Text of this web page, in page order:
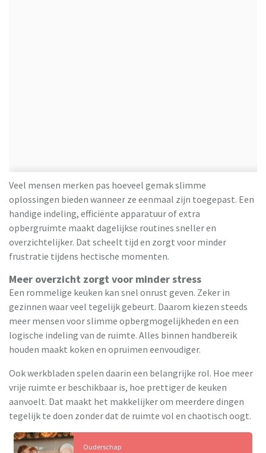
Veel mensen merken pas hoeveel gemak slimme
oplossingen bieden wanneer ze eenmaal zijn toegepast. Een
handige indeling, efficiënte apparatuur of extra
opbergruimte maakt dagelijkse routines sneller en
overzichtelijker. Dat scheelt tijd en zorgt voor minder
frustratie tijdens hectische momenten.
Meer overzicht zorgt voor minder stress
Een rommelige keuken kan snel onrust geven. Zeker in
gezinnen waar veel tegelijk gebeurt. Daarom kiezen steeds
meer mensen voor slimme opbergmogelijkheden en een
logische indeling van de ruimte. Alles binnen handbereik
houden maakt koken en opruimen eenvoudiger.
Ook werkbladen spelen daarin een belangrijke rol. Hoe meer
vrije ruimte er beschikbaar is, hoe prettiger de keuken
aanvoelt. Dat maakt het makkelijker om meerdere dingen
tegelijk te doen zonder dat de ruimte vol en chaotisch oogt.
Ouderschap